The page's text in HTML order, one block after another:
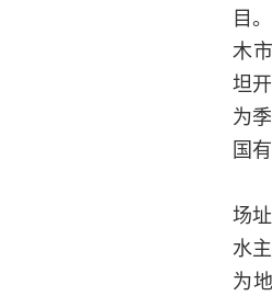
目
木
坦
为
国
场
水
为